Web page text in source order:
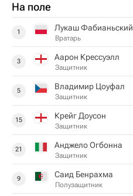
На поле
1 Лукаш Фабианьский
Вратарь
3 Аарон Крессуэлл
Защитник
5 Владимир Цоуфал
Защитник
15 Крейг Доусон
Защитник
21 Анджело Огбонна
Защитник
9 Саид Бенрахма
Полузащитник